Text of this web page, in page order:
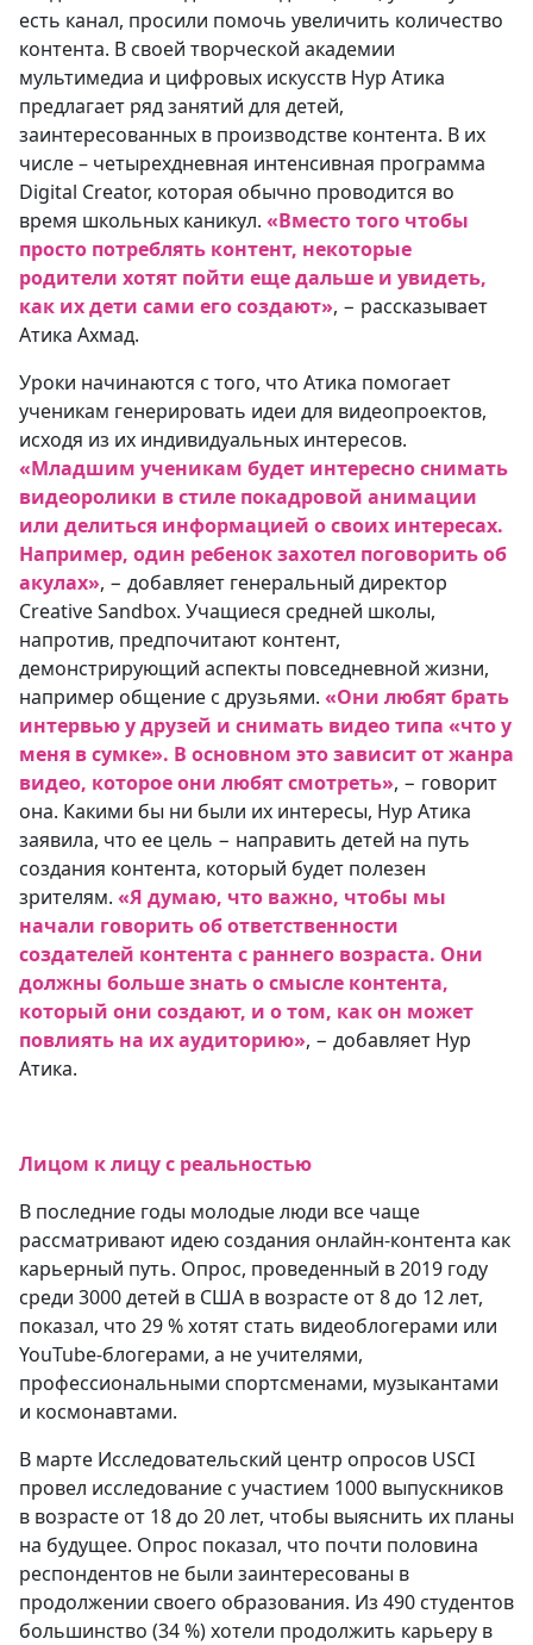
есть канал, просили помочь увеличить количество
контента. В своей творческой академии
мультимедиа и цифровых искусств Нур Атика
предлагает ряд занятий для детей,
заинтересованных в производстве контента. В их
числе – четырехдневная интенсивная программа
Digital Creator, которая обычно проводится во
время школьных каникул. «Вместо того чтобы
просто потреблять контент, некоторые
родители хотят пойти еще дальше и увидеть,
как их дети сами его создают», − рассказывает
Атика Ахмад.
Уроки начинаются с того, что Атика помогает
ученикам генерировать идеи для видеопроектов,
исходя из их индивидуальных интересов.
«Младшим ученикам будет интересно снимать
видеоролики в стиле покадровой анимации
или делиться информацией о своих интересах.
Например, один ребенок захотел поговорить об
акулах», − добавляет генеральный директор
Creative Sandbox. Учащиеся средней школы,
напротив, предпочитают контент,
демонстрирующий аспекты повседневной жизни,
например общение с друзьями. «Они любят брать
интервью у друзей и снимать видео типа «что у
меня в сумке». В основном это зависит от жанра
видео, которое они любят смотреть», − говорит
она. Какими бы ни были их интересы, Нур Атика
заявила, что ее цель − направить детей на путь
создания контента, который будет полезен
зрителям. «Я думаю, что важно, чтобы мы
начали говорить об ответственности
создателей контента с раннего возраста. Они
должны больше знать о смысле контента,
который они создают, и о том, как он может
повлиять на их аудиторию», − добавляет Нур
Атика.
Лицом к лицу с реальностью
В последние годы молодые люди все чаще
рассматривают идею создания онлайн-контента как
карьерный путь. Опрос, проведенный в 2019 году
среди 3000 детей в США в возрасте от 8 до 12 лет,
показал, что 29 % хотят стать видеоблогерами или
YouTube-блогерами, а не учителями,
профессиональными спортсменами, музыкантами
и космонавтами.
В марте Исследовательский центр опросов USCI
провел исследование с участием 1000 выпускников
в возрасте от 18 до 20 лет, чтобы выяснить их планы
на будущее. Опрос показал, что почти половина
респондентов не были заинтересованы в
продолжении своего образования. Из 490 студентов
большинство (34 %) хотели продолжить карьеру в